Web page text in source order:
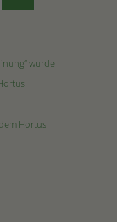
wurde
Hortus